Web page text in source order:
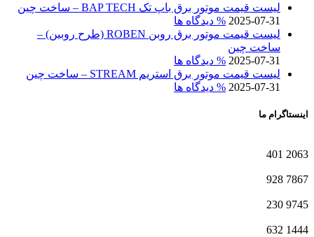
لیست قیمت موتور برق باپ تک BAP TECH – ساخت چین
2025-07-31 % دیدگاه ها
لیست قیمت موتور برق روبن ROBEN (طرح روبین) –
ساخت چین
2025-07-31 % دیدگاه ها
لیست قیمت موتور برق استریم STREAM – ساخت چین
2025-07-31 % دیدگاه ها
اینستاگرام ما
2063
401
7867
928
9745
230
1444
632